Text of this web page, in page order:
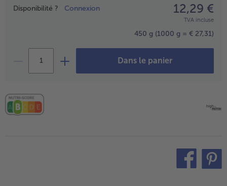
Prix
Disponibilité ? Connexion 12,29 €
TVA incluse
450 g (1000 g = € 27,31)
Dans le panier